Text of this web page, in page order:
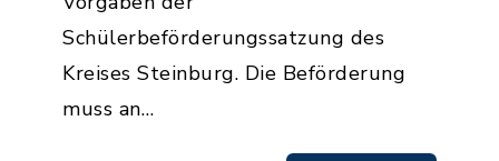
Schülerbeförderungssatzung des
Kreises Steinburg. Die Beförderung
muss an…